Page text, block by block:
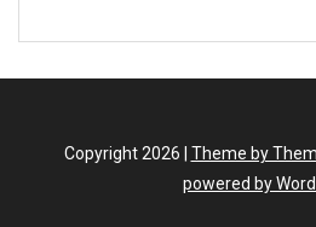
Copyright 2026 | Theme by
powered by